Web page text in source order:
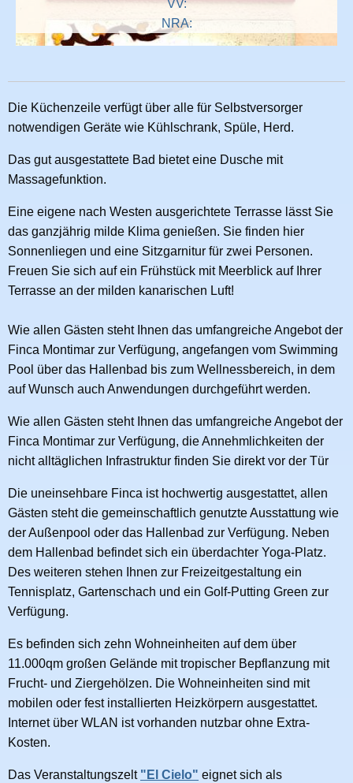
VV:
NRA:
Die Küchenzeile verfügt über alle für Selbstversorger
notwendigen Geräte wie Kühlschrank, Spüle, Herd.
Das gut ausgestattete Bad bietet eine Dusche mit
Massagefunktion.
Eine eigene nach Westen ausgerichtete Terrasse lässt Sie
das ganzjährig milde Klima genießen. Sie finden hier
Sonnenliegen und eine Sitzgarnitur für zwei Personen.
Freuen Sie sich auf ein Frühstück mit Meerblick auf Ihrer
Terrasse an der milden kanarischen Luft!
Wie allen Gästen steht Ihnen das umfangreiche Angebot der
Finca Montimar zur Verfügung, angefangen vom Swimming
Pool über das Hallenbad bis zum Wellnessbereich, in dem
auf Wunsch auch Anwendungen durchgeführt werden.
Wie allen Gästen steht Ihnen das umfangreiche Angebot der
Finca Montimar zur Verfügung, die Annehmlichkeiten der
nicht alltäglichen Infrastruktur finden Sie direkt vor der Tür
Die uneinsehbare Finca ist hochwertig ausgestattet, allen
Gästen steht die gemeinschaftlich genutzte Ausstattung wie
der Außenpool oder das Hallenbad zur Verfügung. Neben
dem Hallenbad befindet sich ein überdachter Yoga-Platz.
Des weiteren stehen Ihnen zur Freizeitgestaltung ein
Tennisplatz, Gartenschach und ein Golf-Putting Green zur
Verfügung.
Es befinden sich zehn Wohneinheiten auf dem über
11.000qm großen Gelände mit tropischer Bepflanzung mit
Frucht- und Ziergehölzen. Die Wohneinheiten sind mit
mobilen oder fest installierten Heizkörpern ausgestattet.
Internet über WLAN ist vorhanden nutzbar ohne Extra-
Kosten.
Das Veranstaltungszelt "El Cielo" eignet sich als